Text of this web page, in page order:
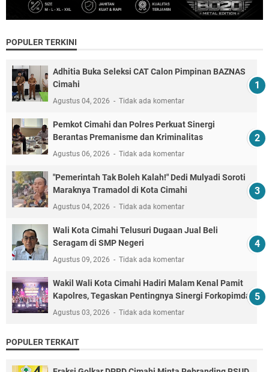
POPULER TERKINI
Adhitia Buka Seleksi CAT Calon Pimpinan BAZNAS
Cimahi
Agustus 04, 2026 Tidak ada komentar
Pemkot Cimahi dan Polres Perkuat Sinergi
Berantas Premanisme dan Kriminalitas
Agustus 06, 2026 Tidak ada komentar
"Pemerintah Tak Boleh Kalah!" Dedi Mulyadi Soroti
Maraknya Tramadol di Kota Cimahi
Agustus 04, 2026 Tidak ada komentar
Wali Kota Cimahi Telusuri Dugaan Jual Beli
Seragam di SMP Negeri
Agustus 09, 2026 Tidak ada komentar
Wakil Wali Kota Cimahi Hadiri Malam Kenal Pamit
Kapolres, Tegaskan Pentingnya Sinergi Forkopimda
Agustus 03, 2026 Tidak ada komentar
POPULER TERKAIT